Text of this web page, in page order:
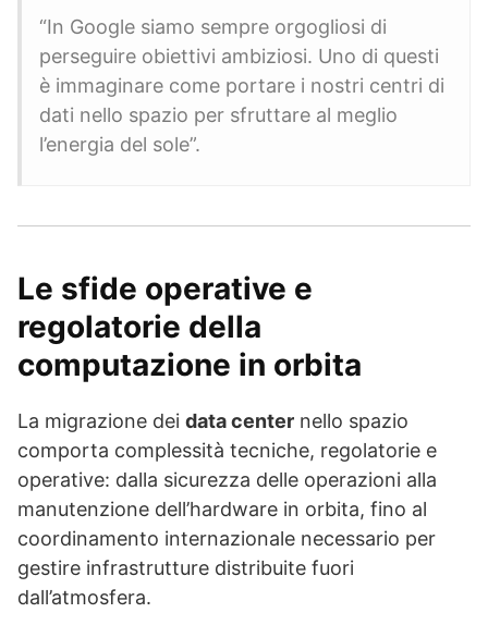
“In Google siamo sempre orgogliosi di
perseguire obiettivi ambiziosi. Uno di questi
è immaginare come portare i nostri centri di
dati nello spazio per sfruttare al meglio
l’energia del sole”.
Le sfide operative e
regolatorie della
computazione in orbita
La migrazione dei data center nello spazio
comporta complessità tecniche, regolatorie e
operative: dalla sicurezza delle operazioni alla
manutenzione dell’hardware in orbita, fino al
coordinamento internazionale necessario per
gestire infrastrutture distribuite fuori
dall’atmosfera.